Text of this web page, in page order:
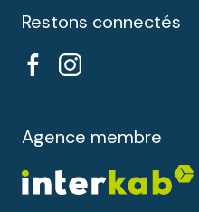
Restons connectés
Agence membre